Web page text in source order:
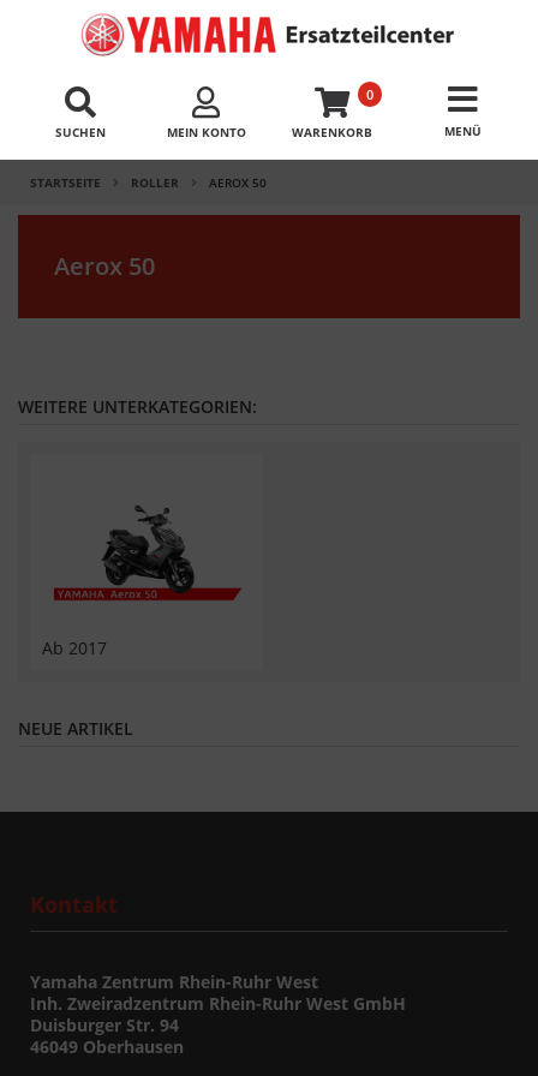
SUCHEN MEIN KONTO
0
WARENKORB
STARTSEITE ROLLER AEROX 50
Aerox 50
WEITERE UNTERKATEGORIEN:
Ab 2017
NEUE ARTIKEL
Kontakt
Yamaha Zentrum Rhein-Ruhr West
Inh. Zweiradzentrum Rhein-Ruhr West GmbH
Duisburger Str. 94
46049 Oberhausen